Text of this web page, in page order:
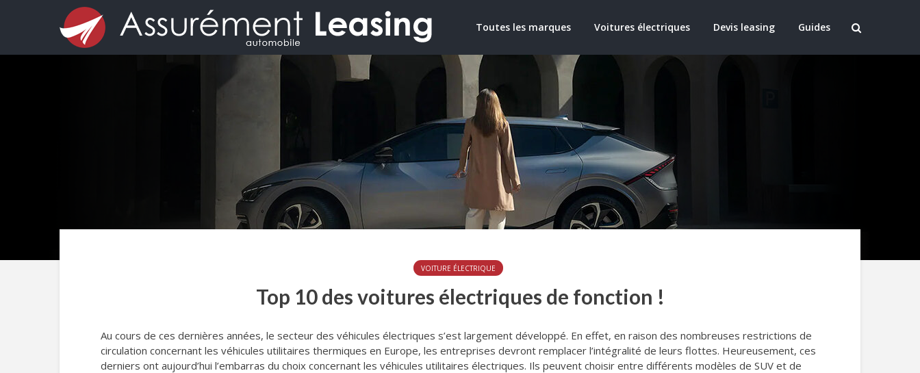
Toutes les marques Voitures électriques Devis leasing Guides
VOITURE ÉLECTRIQUE
Top 10 des voitures électriques de fonction !
Au cours de ces dernières années, le secteur des véhicules électriques s’est largement développé. En effet, en raison des nombreuses restrictions de
circulation concernant les véhicules utilitaires thermiques en Europe, les entreprises devront remplacer l’intégralité de leurs flottes. Heureusement, ces
derniers ont aujourd’hui l’embarras du choix concernant les véhicules utilitaires électriques. Ils peuvent choisir entre différents modèles de SUV et de